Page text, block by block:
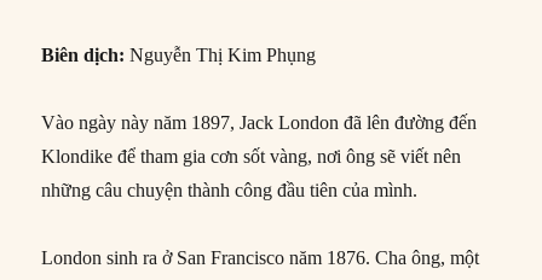
Biên dịch:Nguyễn Thị Kim Phụng
Vào ngày này năm 1897, Jack London đã lên đường đến
Klondike để tham gia cơn sốt vàng, nơi ông sẽ viết nên
những câu chuyện thành công đầu tiên của mình.
London sinh ra ở San Francisco năm 1876. Cha ông, một